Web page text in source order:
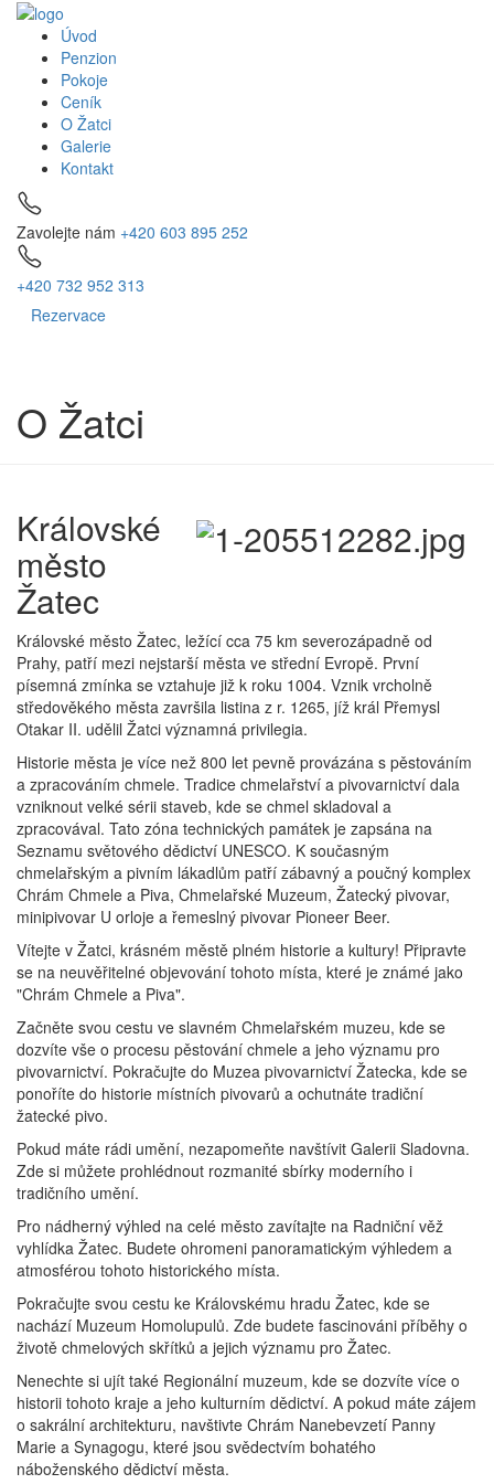
Úvod
Penzion
Pokoje
Ceník
O Žatci
Galerie
Kontakt
Zavolejte nám +420 603 895 252
+420 732 952 313
Rezervace
O Žatci
Královské
město
Žatec
Královské město Žatec, ležící cca 75 km severozápadně od
Prahy, patří mezi nejstarší města ve střední Evropě. První
písemná zmínka se vztahuje již k roku 1004. Vznik vrcholně
středověkého města završila listina z r. 1265, jíž král Přemysl
Otakar II. udělil Žatci významná privilegia.
Historie města je více než 800 let pevně provázána s pěstováním
a zpracováním chmele. Tradice chmelařství a pivovarnictví dala
vzniknout velké sérii staveb, kde se chmel skladoval a
zpracovával. Tato zóna technických památek je zapsána na
Seznamu světového dědictví UNESCO. K současným
chmelařským a pivním lákadlům patří zábavný a poučný komplex
Chrám Chmele a Piva, Chmelařské Muzeum, Žatecký pivovar,
minipivovar U orloje a řemeslný pivovar Pioneer Beer.
Vítejte v Žatci, krásném městě plném historie a kultury! Připravte
se na neuvěřitelné objevování tohoto místa, které je známé jako
"Chrám Chmele a Piva".
Začněte svou cestu ve slavném Chmelařském muzeu, kde se
dozvíte vše o procesu pěstování chmele a jeho významu pro
pivovarnictví. Pokračujte do Muzea pivovarnictví Žatecka, kde se
ponoříte do historie místních pivovarů a ochutnáte tradiční
žatecké pivo.
Pokud máte rádi umění, nezapomeňte navštívit Galerii Sladovna.
Zde si můžete prohlédnout rozmanité sbírky moderního i
tradičního umění.
Pro nádherný výhled na celé město zavítajte na Radniční věž
vyhlídka Žatec. Budete ohromeni panoramatickým výhledem a
atmosférou tohoto historického místa.
Pokračujte svou cestu ke Královskému hradu Žatec, kde se
nachází Muzeum Homolupulů. Zde budete fascinováni příběhy o
životě chmelových skřítků a jejich významu pro Žatec.
Nenechte si ujít také Regionální muzeum, kde se dozvíte více o
historii tohoto kraje a jeho kulturním dědictví. A pokud máte zájem
o sakrální architekturu, navštivte Chrám Nanebevzetí Panny
Marie a Synagogu, které jsou svědectvím bohatého
náboženského dědictví města.